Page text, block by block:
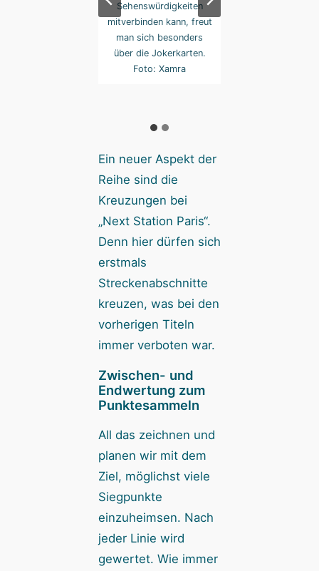
Sehenswürdigkeiten
mitverbinden kann, freut
man sich besonders
über die Jokerkarten.
Foto: Xamra
Ein neuer Aspekt der
Reihe sind die
Kreuzungen bei
„Next Station Paris“.
Denn hier dürfen sich
erstmals
Streckenabschnitte
kreuzen, was bei den
vorherigen Titeln
immer verboten war.
Zwischen- und
Endwertung zum
Punktesammeln
All das zeichnen und
planen wir mit dem
Ziel, möglichst viele
Siegpunkte
einzuheimsen. Nach
jeder Linie wird
gewertet. Wie immer